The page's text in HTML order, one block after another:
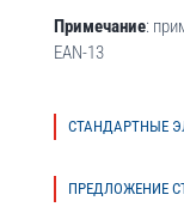
Примечание:
EAN-13
СТАНДАРТНЫЕ
ПРЕДЛОЖЕНИЕ